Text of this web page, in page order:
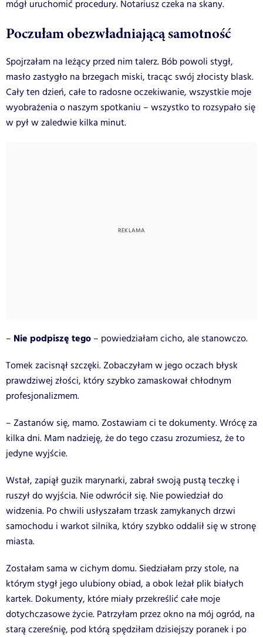
mógł uruchomić procedury. Notariusz czeka na skany.
Poczułam obezwładniającą samotność
Spojrzałam na leżący przed nim talerz. Bób powoli stygł,
masło zastygło na brzegach miski, tracąc swój złocisty blask.
Cały ten dzień, całe to radosne oczekiwanie, wszystkie moje
wyobrażenia o naszym spotkaniu – wszystko to rozsypało się
w pył w zaledwie kilka minut.
– Nie podpiszę tego – powiedziałam cicho, ale stanowczo.
Tomek zacisnął szczęki. Zobaczyłam w jego oczach błysk
prawdziwej złości, który szybko zamaskował chłodnym
profesjonalizmem.
– Zastanów się, mamo. Zostawiam ci te dokumenty. Wrócę za
kilka dni. Mam nadzieję, że do tego czasu zrozumiesz, że to
jedyne wyjście.
Wstał, zapiął guzik marynarki, zabrał swoją pustą teczkę i
ruszył do wyjścia. Nie odwrócił się. Nie powiedział do
widzenia. Po chwili usłyszałam trzask zamykanych drzwi
samochodu i warkot silnika, który szybko oddalił się w stronę
miasta.
Zostałam sama w cichym domu. Siedziałam przy stole, na
którym stygł jego ulubiony obiad, a obok leżał plik białych
kartek. Dokumenty, które miały przekreślić całe moje
dotychczasowe życie. Patrzyłam przez okno na mój ogród, na
starą czereśnię, pod którą spędziłam dzisiejszy poranek i po